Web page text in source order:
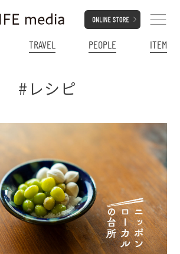
TRAVEL PEOPLE ITEM
#レシピ